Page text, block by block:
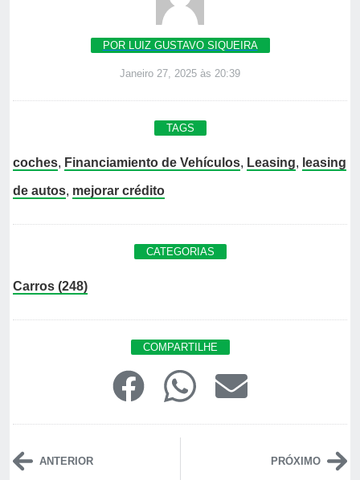
POR LUIZ GUSTAVO SIQUEIRA
Janeiro 27, 2025 às 20:39
TAGS
coches, Financiamiento de Vehículos, Leasing, leasing
de autos, mejorar crédito
CATEGORIAS
Carros (248)
COMPARTILHE
ANTERIOR PRÓXIMO